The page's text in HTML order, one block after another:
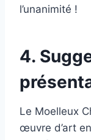
l’unanimité !
4.
Le Moelleux
œuvre d’art